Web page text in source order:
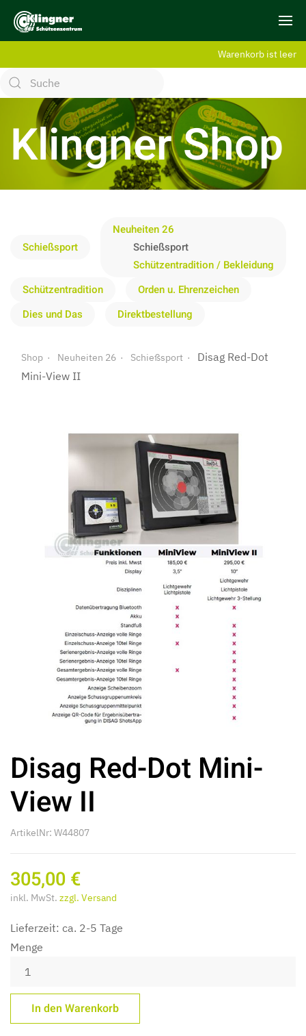
Warenkorb ist leer
Klingner Shop
Schießsport
Neuheiten 26
Schießsport
Schützentradition / Bekleidung
Schützentradition
Orden u. Ehrenzeichen
Dies und Das
Direktbestellung
Shop Neuheiten 26 Schießsport
Disag Red-Dot
Mini-View II
Disag Red-Dot Mini-
View II
ArtikelNr: W44807
305,00 €
inkl. MwSt. zzgl. Versand
Lieferzeit: ca. 2-5 Tage
Menge